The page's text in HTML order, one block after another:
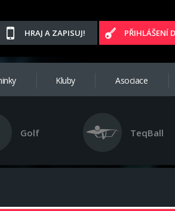
HRAJ A ZAPISUJ! PŘIHLÁŠENÍ
Kluby Asociace
Golf TeqBall